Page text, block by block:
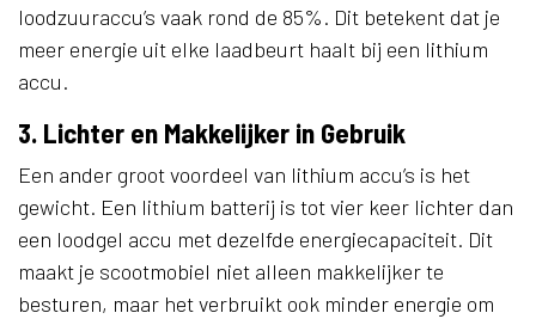
loodzuuraccu’s vaak rond de 85%. Dit betekent dat je
meer energie uit elke laadbeurt haalt bij een lithium
accu.
3. Lichter en Makkelijker in Gebruik
Een ander groot voordeel van lithium accu’s is het
gewicht. Een lithium batterij is tot vier keer lichter dan
een loodgel accu met dezelfde energiecapaciteit. Dit
maakt je scootmobiel niet alleen makkelijker te
besturen, maar het verbruikt ook minder energie om